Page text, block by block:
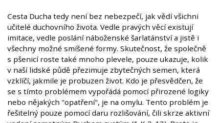
Cesta Ducha tedy není bez nebezpečí, jak vědí všichni
učitelé duchovního života. Vedle pravých věcí existují
imitace, vedle poslání náboženské šarlatánství a jistě i
všechny možné smíšené formy. Skutečnost, že společně
s pšenicí roste také mnoho plevele, pouze ukazuje, kolik
v naší lidské půdě přezimuje zbytečných semen, která
vzklíčí, jakmile je probuzen život. Kdo je přesvědčen, že
se s tímto problémem vypořádá pomocí přirozené logiky
nebo nějakých "opatření", je na omylu. Tento problém je
řešitelný pouze pomocí daru rozlišování, čili skrze aktivní